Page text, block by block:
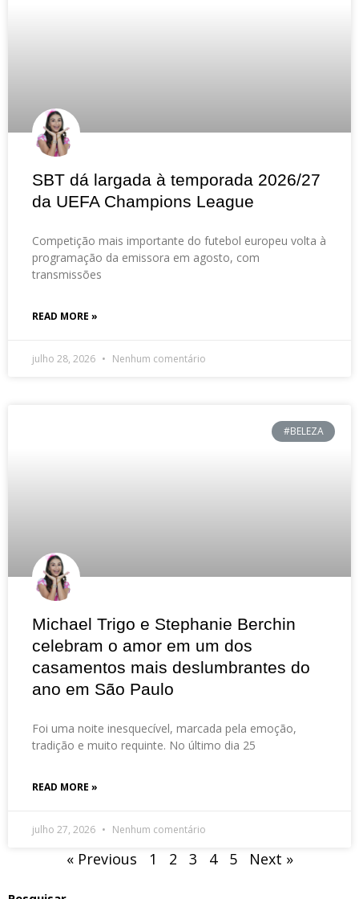
SBT dá largada à temporada 2026/27
da UEFA Champions League
Competição mais importante do futebol europeu volta à
programação da emissora em agosto, com
transmissões
READ MORE »
julho 28, 2026 Nenhum comentário
#BELEZA
Michael Trigo e Stephanie Berchin
celebram o amor em um dos
casamentos mais deslumbrantes do
ano em São Paulo
Foi uma noite inesquecível, marcada pela emoção,
tradição e muito requinte. No último dia 25
READ MORE »
julho 27, 2026 Nenhum comentário
« Previous 1 2 3 4 5 Next »